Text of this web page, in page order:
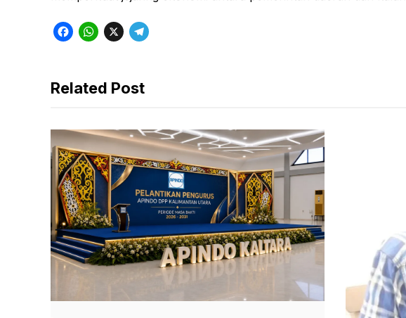
F
e
o
o
k
W
t
A
p
p
X
T
e
r
a
m
Related Post